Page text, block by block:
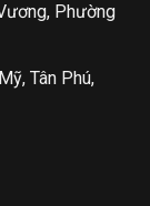
Phường
Tân Phú,